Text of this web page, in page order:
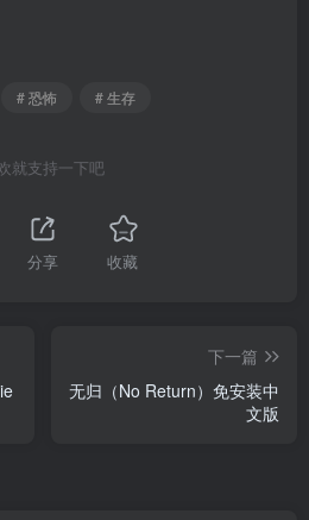
# 恐怖 # 生存
就支持一下吧
分享 收藏
下一篇
无归（No Return）免安装中
文版